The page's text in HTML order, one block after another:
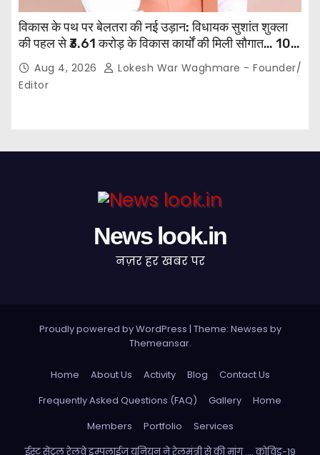
विकास के पथ पर बेलतरा की नई उड़ान: विधायक सुशांत शुक्ला
की पहल से ₹3.61 करोड़ के विकास कार्यों की मिली सौगात… 10
गांवों में बनेंगे सामुदायिक भवन,, 11 स्थानों पर सीसी रोड निर्माण को
मिली प्रशासनिक स्वीकृति…
Aug 4, 2026
Lokesh War Waghmare - Founder/
Editor
News look.in
नज़र हर खबर पर
Proudly powered by WordPress | Theme: Newses by
Themeansar.
Home About Us Activity Blog
Contact Us
Frequently Asked Questions (FAQ)
Gallery
Home
Members
Portfolio
Services
ईस्ट सेंट्रल रेलवे इम्पलाईज यूनियन ने रेलमंत्री से की मांग …. कोविड-19